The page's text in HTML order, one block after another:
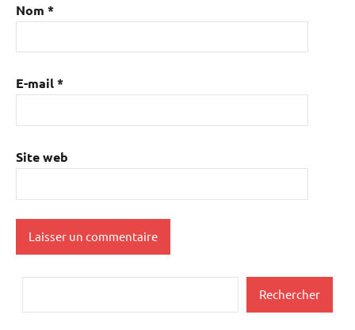
Nom *
E-mail*
Site web
Rechercher